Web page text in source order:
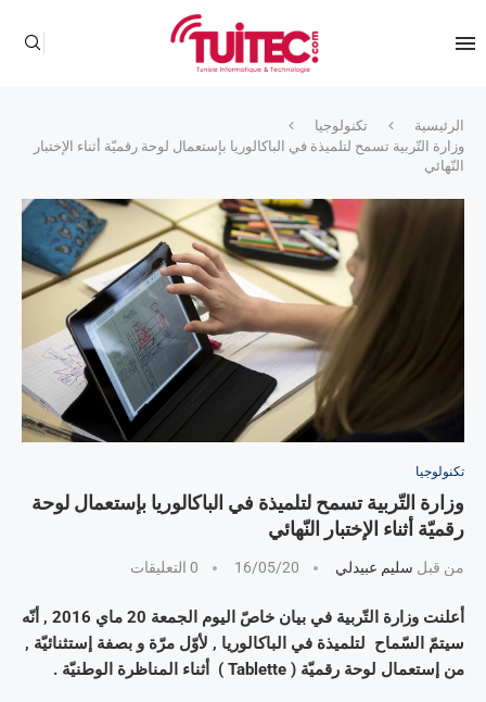
الرئيسية
تكنولوجيا
وزارة التّربية تسمح لتلميذة في الباكالوريا بإستعمال لوحة رقميّة أثناء الإختبار
النّهائي
تكنولوجيا
وزارة التّربية تسمح لتلميذة في الباكالوريا بإستعمال لوحة
رقميّة أثناء الإختبار النّهائي
من قبل سليم عبيدلي 16/05/20 0 التعليقات
أعلنت وزارة التّربية في بيان خاصّ اليوم الجمعة 20 ماي 2016 , أنّه
سيتمّ السّماح لتلميذة في الباكالوريا , لأوّل مرّة و بصفة إستثنائيّة ,
من إستعمال لوحة رقميّة ( Tablette ) أثناء المناظرة الوطنيّة .